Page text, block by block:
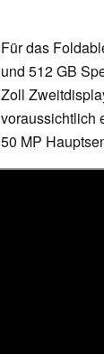
Für das
und 512 GB
Zoll
voraussichtlich
50 MP